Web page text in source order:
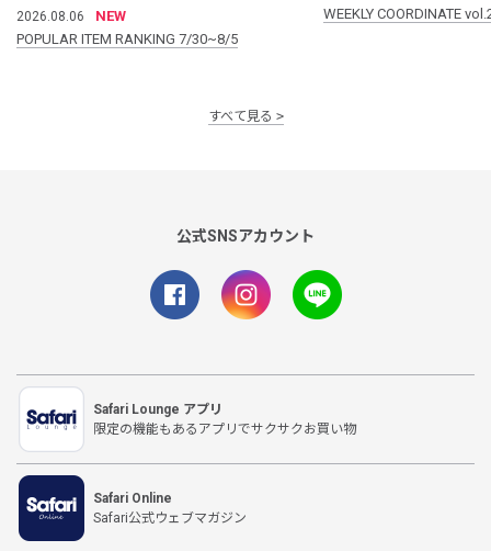
2026.08.06
NEW
POPULAR ITEM RANKING 7/30~8/5
WEEKLY COORDINATE
すべて見る
公式SNSアカウント
Safari Lounge アプリ
限定の機能もあるアプリでサクサクお買い物
Safari Online
Safari公式ウェブマガジン